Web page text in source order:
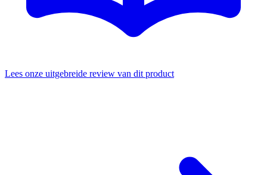
Lees onze uitgebreide review van dit product